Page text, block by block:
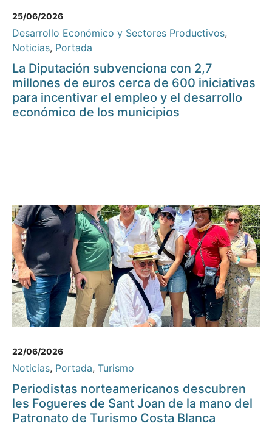
25/06/2026
Desarrollo Económico y Sectores Productivos,
Noticias, Portada
La Diputación subvenciona con 2,7
millones de euros cerca de 600 iniciativas
para incentivar el empleo y el desarrollo
económico de los municipios
22/06/2026
Noticias, Portada, Turismo
Periodistas norteamericanos descubren
les Fogueres de Sant Joan de la mano del
Patronato de Turismo Costa Blanca